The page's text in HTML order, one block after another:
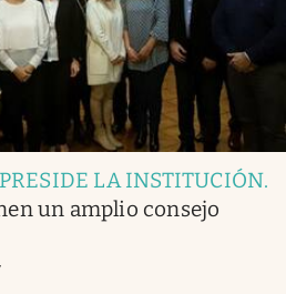
LA INSTITUCIÓN.
un amplio consejo